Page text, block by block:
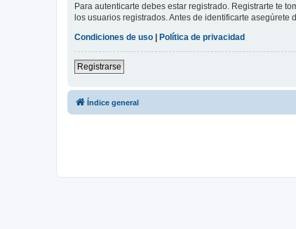
Para autenticarte debes estar registrado. Registrarte te
los usuarios registrados. Antes de identificarte asegúrete
Condiciones de uso | Política de privacidad
Registrarse
Índice general